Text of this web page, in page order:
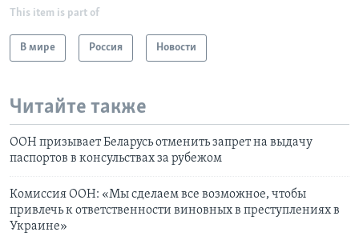
This item is part of
В мире Россия Новости
Читайте также
ООН призывает Беларусь отменить запрет на выдачу
паспортов в консульствах за рубежом
Комиссия ООН: «Мы сделаем все возможное, чтобы
привлечь к ответственности виновных в преступлениях в
Украине»